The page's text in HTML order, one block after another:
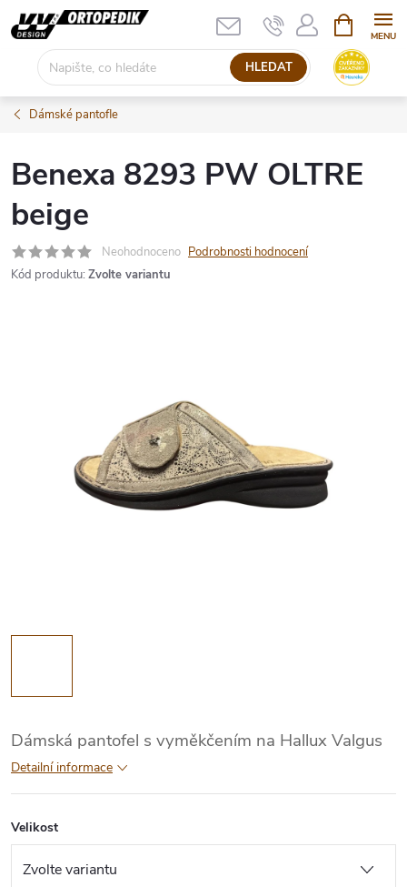
Přejít
na
HLEDAT
NÁKUPNÍ
KOŠÍK
Dámské pantofle
Benexa 8293 PW OLTRE
beige
Neohodnoceno Podrobnosti hodnocení
Kód produktu: Zvolte variantu
Dámská pantofel s vyměkčením na Hallux Valgus
Detailní informace
Velikost